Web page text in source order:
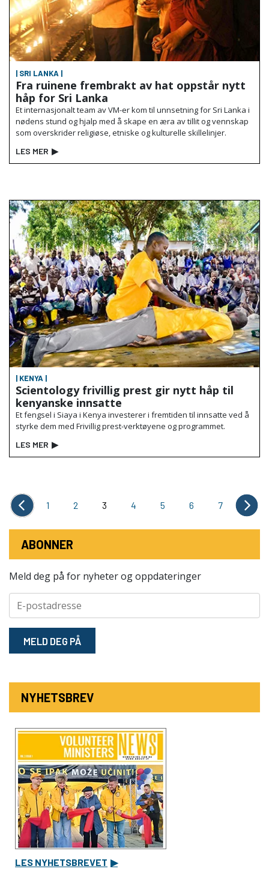
| SRI LANKA |
Fra ruinene frembrakt av hat oppstår nytt
håp for Sri Lanka
Et internasjonalt team av VM-er kom til unnsetning for Sri Lanka i
nødens stund og hjalp med å skape en æra av tillit og vennskap
som overskrider religiøse, etniske og kulturelle skillelinjer.
LES MER ▶
| KENYA |
Scientology frivillig prest gir nytt håp til
kenyanske innsatte
Et fengsel i Siaya i Kenya investerer i fremtiden til innsatte ved å
styrke dem med Frivillig prest-verktøyene og programmet.
LES MER ▶
1 2 3 4 5 6 7
ABONNER
Meld deg på for nyheter og oppdateringer
MELD DEG PÅ
NYHETSBREV
LES NYHETSBREVET ▶